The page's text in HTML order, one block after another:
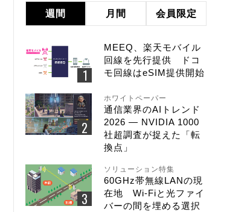
週間 月間 会員限定
MEEQ、楽天モバイル
回線を先行提供 ドコ
モ回線はeSIM提供開始
ホワイトペーパー
通信業界のAIトレンド
2026 ― NVIDIA 1000
社超調査が捉えた「転
換点」
ソリューション特集
60GHz帯無線LANの現
在地 Wi-Fiと光ファイ
バーの間を埋める選択